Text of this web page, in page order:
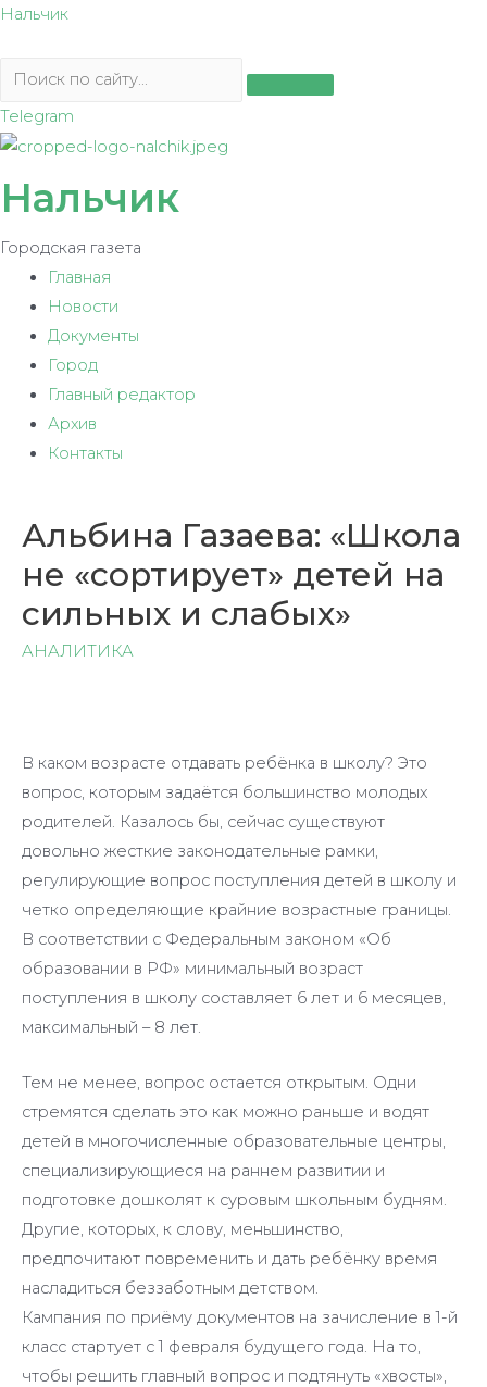
Перейти
содержимому
Нальчик
Telegram
Нальчик
Городская газета
Главная
Новости
Документы
Город
Главный редактор
Архив
Контакты
Альбина Газаева: «Школа
не «сортирует» детей на
сильных и слабых»
АНАЛИТИКА
В каком возрасте отдавать ребёнка в школу? Это
вопрос, которым задаётся большинство молодых
родителей. Казалось бы, сейчас существуют
довольно жесткие законодательные рамки,
регулирующие вопрос поступления детей в школу и
четко определяющие крайние возрастные границы.
В соответствии с Федеральным законом «Об
образовании в РФ» минимальный возраст
поступления в школу составляет 6 лет и 6 месяцев,
максимальный – 8 лет.
Тем не менее, вопрос остается открытым. Одни
стремятся сделать это как можно раньше и водят
детей в многочисленные образовательные центры,
специализирующиеся на раннем развитии и
подготовке дошколят к суровым школьным будням.
Другие, которых, к слову, меньшинство,
предпочитают повременить и дать ребёнку время
насладиться беззаботным детством.
Кампания по приёму документов на зачисление в 1-й
класс стартует с 1 февраля будущего года. На то,
чтобы решить главный вопрос и подтянуть «хвосты»,